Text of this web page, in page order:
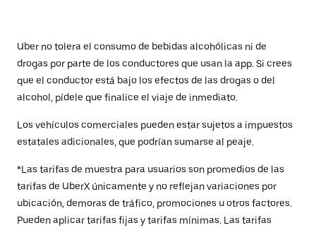
Uber no tolera el consumo de bebidas alcohólicas ni de
drogas por parte de los conductores que usan la app. Si crees
que el conductor está bajo los efectos de las drogas o del
alcohol, pídele que finalice el viaje de inmediato.
Los vehículos comerciales pueden estar sujetos a impuestos
estatales adicionales, que podrían sumarse al peaje.
*Las tarifas de muestra para usuarios son promedios de las
tarifas de UberX únicamente y no reflejan variaciones por
ubicación, demoras de tráfico, promociones u otros factores.
Pueden aplicar tarifas fijas y tarifas mínimas. Las tarifas